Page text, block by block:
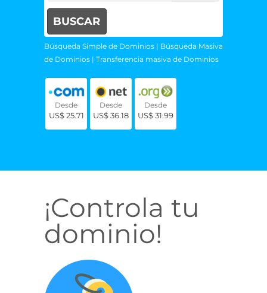
Búsqueda Simple de Dominios | Búsqueda Masiva
de Dominios | Transferencia masiva de Dominios
Desde
US$ 25.71
Desde
US$ 36.18
Desde
US$ 31.99
¡Controla tu
dominio!